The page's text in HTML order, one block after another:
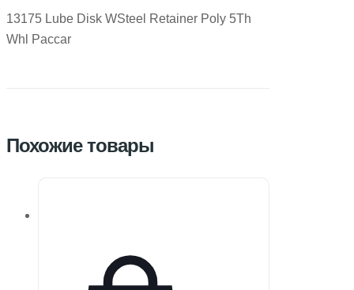
13175 Lube Disk WSteel Retainer Poly 5Th
Whl Paccar
Похожие товары